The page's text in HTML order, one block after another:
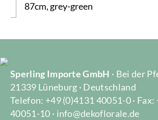
87cm, grey-green
Sperling Importe GmbH · Bei der
21339 Lüneburg · Deutschland
Telefon: +49 (0)4131 40051-0 · Fax:
40051-10 · info@dekoflorale.de